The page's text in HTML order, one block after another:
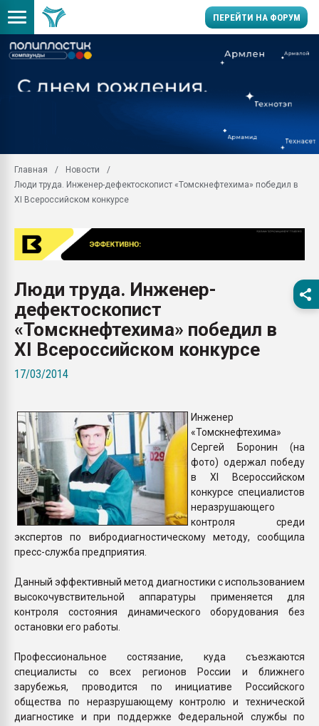
ПЕРЕЙТИ НА ФОРУМ
заводу пластмасс"
первый план в
28.07.2026
ситуацией на
Всё, что касается
бутылок
Главная
Новости
Люди труда. Инженер-дефектоскопист «Томскнефтехима» победил в
XI Всероссийском конкурсе
Люди труда. Инженер-
дефектоскопист
«Томскнефтехима» победил в
XI Всероссийском конкурсе
17/03/2014
Инженер
«Томскнефтехима»
Сергей Боронин (на
фото) одержал победу
в XI Всероссийском
конкурсе специалистов
неразрушающего
контроля среди
экспертов по вибродиагностическому методу, сообщила
пресс-служба предприятия.
Данный эффективный метод диагностики с использованием
высокочувствительной аппаратуры применяется для
контроля состояния динамического оборудования без
остановки его работы.
Профессиональное состязание, куда съезжаются
специалисты со всех регионов России и ближнего
зарубежья, проводится по инициативе Российского
общества по неразрушающему контролю и технической
диагностике и при поддержке Федеральной службы по